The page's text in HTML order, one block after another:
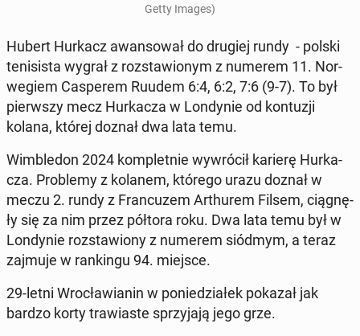
Getty Images)
Hubert Hurkacz awan­so­wał do drugiej rundy - polski
te­ni­si­sta wygrał z roz­sta­wio­nym z numerem 11. Nor­
we­giem Ca­spe­rem Ruudem 6:4, 6:2, 7:6 (9-7). To był
pierw­szy mecz Hur­ka­cza w Lon­dy­nie od kon­tu­zji
kolana, której doznał dwa lata temu.
Wim­ble­don 2024 kom­plet­nie wy­wró­cił karierę Hur­ka­
cza. Pro­ble­my z kolanem, którego urazu doznał w
meczu 2. rundy z Fran­cu­zem Ar­thu­rem Filsem, cią­gnę­
ły się za nim przez półtora roku. Dwa lata temu był w
Lon­dy­nie roz­sta­wio­ny z numerem siódmym, a teraz
zajmuje w ran­kin­gu 94. miejsce.
29-letni Wro­cła­wia­nin w po­nie­dzia­łek pokazał jak
bardzo korty tra­wia­ste sprzy­ja­ją jego grze.